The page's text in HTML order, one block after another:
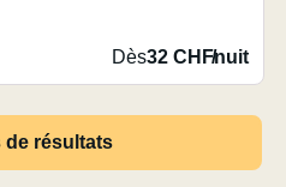
Dès32 CHF/nuit
de résultats